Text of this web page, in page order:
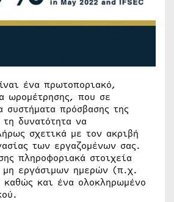
ένα πρωτοποριακό,
ωρομέτρησης, που σε
συστήματα πρόσβασης της
τη δυνατότητα να
σχετικά με τον ακριβή
των εργαζομένων σας.
πληροφοριακά στοιχεία
μη εργάσιμων ημερών (π.χ.
και ένα ολοκληρωμένο